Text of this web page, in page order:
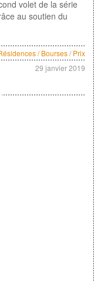
volet de la série
au soutien du
/ Bourses/Prix
29 janvier 2019